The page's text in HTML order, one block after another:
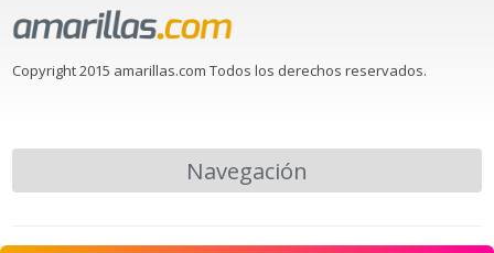
Copyright 2015 amarillas.com Todos los derechos reservados.
Navegación